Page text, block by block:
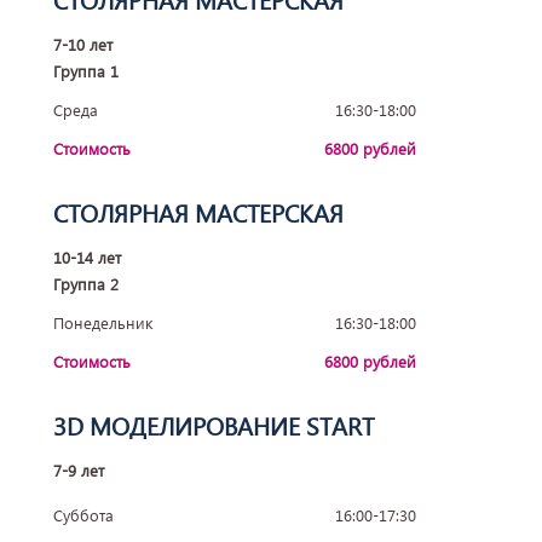
7-10 лет
Группа 1
Среда
16:30-18:00
Стоимость
6800 рублей
СТОЛЯРНАЯ МАСТЕРСКАЯ
10-14 лет
Группа 2
Понедельник
16:30-18:00
Стоимость
6800 рублей
3D МОДЕЛИРОВАНИЕ START
7-9 лет
Суббота 16:00-17:30